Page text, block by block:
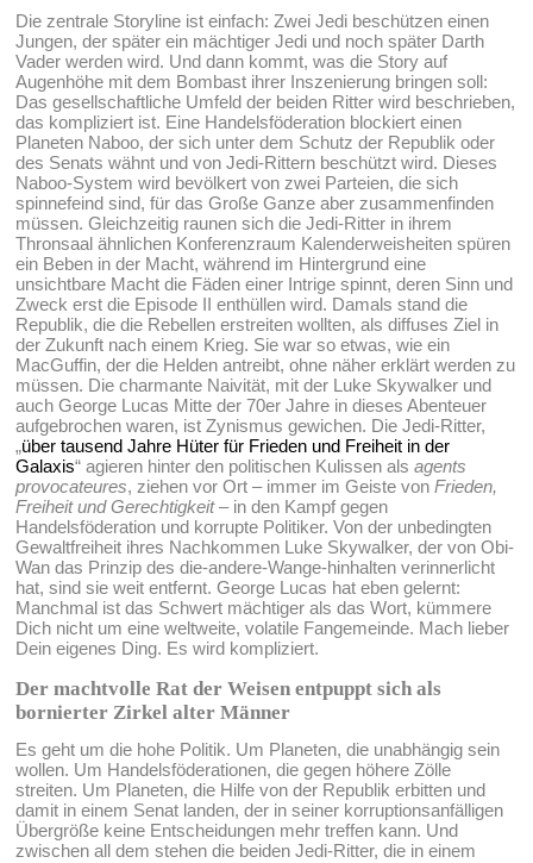
Die zentrale Storyline ist einfach: Zwei Jedi beschützen einen
Jungen, der später ein mächtiger Jedi und noch später Darth
Vader werden wird. Und dann kommt, was die Story auf
Augenhöhe mit dem Bombast ihrer Inszenierung bringen soll:
Das gesellschaftliche Umfeld der beiden Ritter wird beschrieben,
das kompliziert ist. Eine Handelsföderation blockiert einen
Planeten Naboo, der sich unter dem Schutz der Republik oder
des Senats wähnt und von Jedi-Rittern beschützt wird. Dieses
Naboo-System wird bevölkert von zwei Parteien, die sich
spinnefeind sind, für das Große Ganze aber zusammenfinden
müssen. Gleichzeitig raunen sich die Jedi-Ritter in ihrem
Thronsaal ähnlichen Konferenzraum Kalenderweisheiten spüren
ein Beben in der Macht, während im Hintergrund eine
unsichtbare Macht die Fäden einer Intrige spinnt, deren Sinn und
Zweck erst die Episode II enthüllen wird. Damals stand die
Republik, die die Rebellen erstreiten wollten, als diffuses Ziel in
der Zukunft nach einem Krieg. Sie war so etwas, wie ein
MacGuffin, der die Helden antreibt, ohne näher erklärt werden zu
müssen. Die charmante Naivität, mit der Luke Skywalker und
auch George Lucas Mitte der 70er Jahre in dieses Abenteuer
aufgebrochen waren, ist Zynismus gewichen. Die Jedi-Ritter,
„über tausend Jahre Hüter für Frieden und Freiheit in der
Galaxis“ agieren hinter den politischen Kulissen alsagents
provocateures, ziehen vor Ort – immer im Geiste vonFrieden,
Freiheit und Gerechtigkeit– in den Kampf gegen
Handelsföderation und korrupte Politiker. Von der unbedingten
Gewaltfreiheit ihres Nachkommen Luke Skywalker, der von Obi-
Wan das Prinzip des die-andere-Wange-hinhalten verinnerlicht
hat, sind sie weit entfernt. George Lucas hat eben gelernt:
Manchmal ist das Schwert mächtiger als das Wort, kümmere
Dich nicht um eine weltweite, volatile Fangemeinde. Mach lieber
Dein eigenes Ding. Es wird kompliziert.
Der machtvolle Rat der Weisen entpuppt sich als
bornierter Zirkel alter Männer
Es geht um die hohe Politik. Um Planeten, die unabhängig sein
wollen. Um Handelsföderationen, die gegen höhere Zölle
streiten. Um Planeten, die Hilfe von der Republik erbitten und
damit in einem Senat landen, der in seiner korruptionsanfälligen
Übergröße keine Entscheidungen mehr treffen kann. Und
zwischen all dem stehen die beiden Jedi-Ritter, die in einem